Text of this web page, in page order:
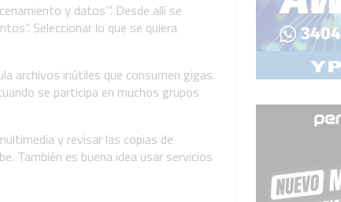
y datos’”. Desde allí se
Seleccionar lo que se quiera
archivos inútiles que consumen gigas.
se participa en muchos grupos
y revisar las copias de
También es buena idea usar servicios